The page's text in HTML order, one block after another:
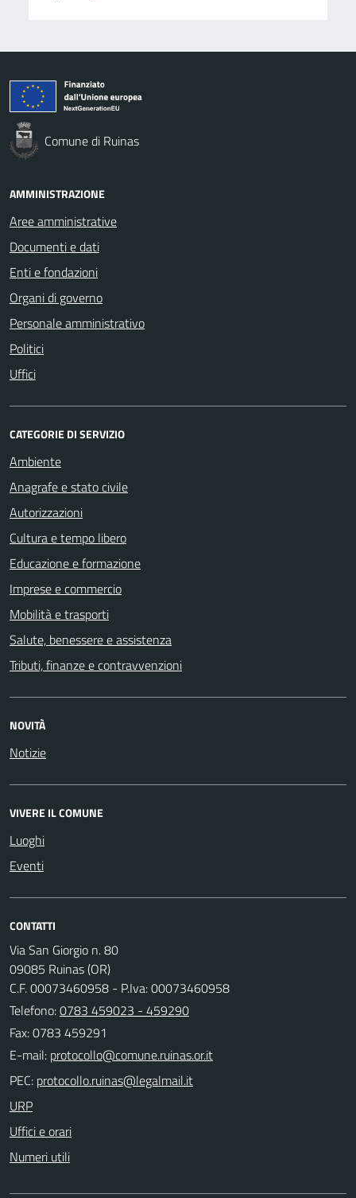
Comune di Ruinas
AMMINISTRAZIONE
Aree amministrative
Documenti e dati
Enti e fondazioni
Organi di governo
Personale amministrativo
Politici
Uffici
CATEGORIE DI SERVIZIO
Ambiente
Anagrafe e stato civile
Autorizzazioni
Cultura e tempo libero
Educazione e formazione
Imprese e commercio
Mobilità e trasporti
Salute, benessere e assistenza
Tributi, finanze e contravvenzioni
NOVITÀ
Notizie
VIVERE IL COMUNE
Luoghi
Eventi
CONTATTI
Via San Giorgio n. 80
09085 Ruinas (OR)
C.F. 00073460958 - P.Iva: 00073460958
Telefono:0783 459023 - 459290
Fax: 0783 459291
E-mail:
PEC:
URP
Uffici e orari
Numeri utili